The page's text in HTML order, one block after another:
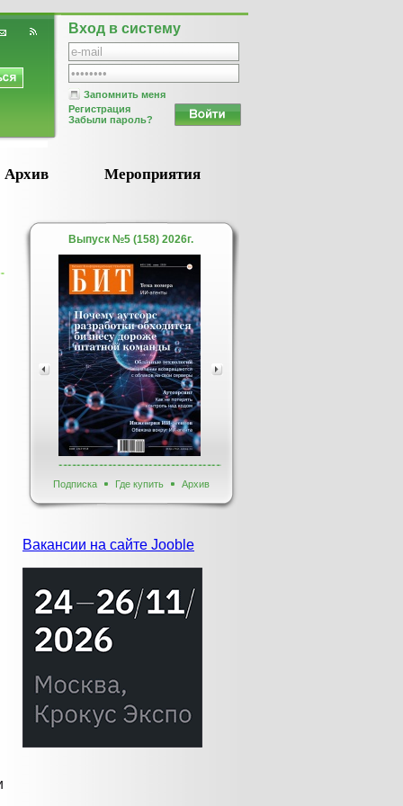
Вход в систему
Запомнить меня
Регистрация
Забыли пароль?
Архив Мероприятия
Выпуск №5 (158) 2026г.
Подписка Где купить Архив
Вакансии на сайте Jooble